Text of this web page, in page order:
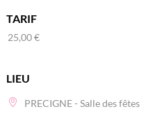
TARIF
25,00 €
LIEU
PRECIGNE - Salle des fêtes